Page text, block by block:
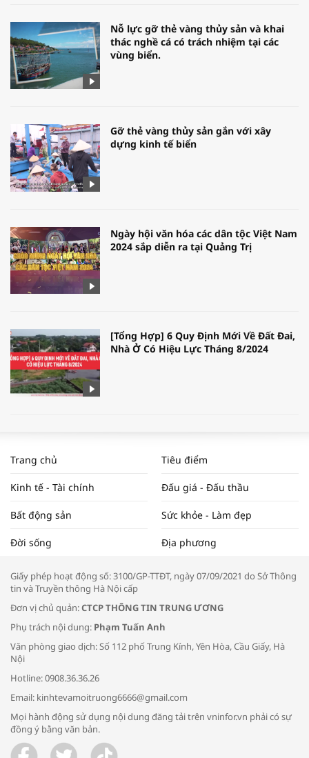
Nỗ lực gỡ thẻ vàng thủy sản và khai
thác nghề cá có trách nhiệm tại các
vùng biển.
Gỡ thẻ vàng thủy sản gắn với xây
dựng kinh tế biển
Ngày hội văn hóa các dân tộc Việt Nam
2024 sắp diễn ra tại Quảng Trị
[Tổng Hợp] 6 Quy Định Mới Về Đất Đai,
Nhà Ở Có Hiệu Lực Tháng 8/2024
NAM NĂM 2024 VÀ NĂM 2025 | NHỊP
ĐẬP THỊ TRƯỜNG #62
Tọa đàm “Xúc tiến thương mại: Khơi
Bác sĩ tư vấn cách phòng tránh bệnh
đường hô hấp trong thời tiết giao mùa
Trao yêu thương cho em
Trang chủ Tiêu điểm
Kinh tế - Tài chính Đấu giá - Đấu thầu
Bất động sản Sức khỏe - Làm đẹp
Đời sống Địa phương
Giấy phép hoạt động số: 3100/GP-TTĐT, ngày 07/09/2021 do Sở Thông
tin và Truyền thông Hà Nội cấp
Đơn vị chủ quản:CTCP THÔNG TIN TRUNG ƯƠNG
Phụ trách nội dung: Phạm Tuấn Anh
Văn phòng giao dịch: Số 112 phố Trung Kính, Yên Hòa, Cầu Giấy, Hà
Nội
Hotline: 0908.36.36.26
Email: kinhtevamoitruong6666@gmail.com
Mọi hành động sử dụng nội dung đăng tải trên vninfor.vn phải có sự
đồng ý bằng văn bản.